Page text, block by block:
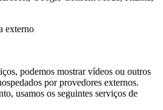
externo
podemos mostrar vídeos ou outros
por provedores externos.
usamos os seguintes serviços de